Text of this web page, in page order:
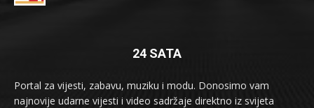
24 SATA
Portal za vijesti, zabavu, muziku i modu. Donosimo vam
najnovije udarne vijesti i video sadržaje direktno iz svijeta